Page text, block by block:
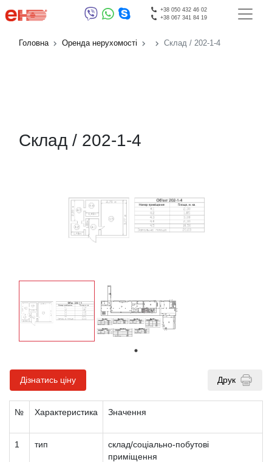
+38 050 432 46 02
+38 067 341 84 19
Головна Оренда нерухомості Склад / 202-1-4
Склад / 202-1-4
Дізнатись ціну Друк
№ Характеристика Значення
1 тип
склад/соціально-побутові
приміщення